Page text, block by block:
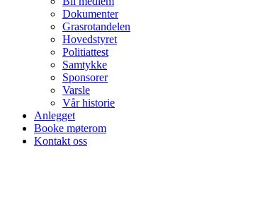
Dokumenter
Grasrotandelen
Hovedstyret
Politiattest
Samtykke
Sponsorer
Varsle
Vår historie
Anlegget
Booke møterom
Kontakt oss